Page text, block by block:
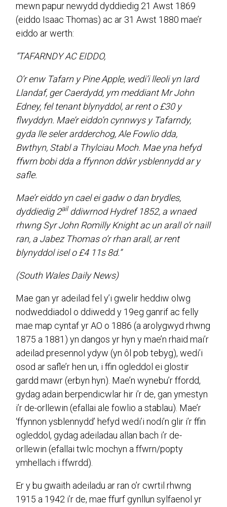
mewn papur newydd dyddiedig 21 Awst 1869
(eiddo Isaac Thomas) ac ar 31 Awst 1880 mae’r
eiddo ar werth:
“TAFARNDY AC EIDDO,
O’r enw Tafarn y Pine Apple, wedi’i lleoli yn Iard
Llandaf, ger Caerdydd, ym meddiant Mr John
Edney, fel tenant blynyddol, ar rent o £30 y
flwyddyn. Mae’r eiddo’n cynnwys y Tafarndy,
gyda lle seler ardderchog, Ale Fowlio dda,
Bwthyn, Stabl a Thylciau Moch. Mae yna hefyd
ffwrn bobi dda a ffynnon ddŵr ysblennydd ar y
safle.
Mae’r eiddo yn cael ei gadw o dan brydles,
dyddiedig 2ailddiwrnod Hydref 1852, a wnaed
rhwng Syr John Romilly Knight ac un arall o’r naill
ran, a Jabez Thomas o’r rhan arall, ar rent
blynyddol isel o £4 11s 8d.”
(South Wales Daily News)
Mae gan yr adeilad fel y’i gwelir heddiw olwg
nodweddiadol o ddiwedd y 19eg ganrif ac felly
mae map cyntaf yr AO o 1886 (a arolygwyd rhwng
1875 a 1881) yn dangos yr hyn y mae’n rhaid mai’r
adeilad presennol ydyw (yn ôl pob tebyg), wedi’i
osod ar safle’r hen un, i ffin ogleddol ei glostir
gardd mawr (erbyn hyn). Mae’n wynebu’r ffordd,
gydag adain berpendicwlar hir i’r de, gan ymestyn
i’r de-orllewin (efallai ale fowlio a stablau). Mae’r
‘ffynnon ysblennydd’ hefyd wedi’i nodi’n glir i’r ffin
ogleddol, gydag adeiladau allan bach i’r de-
orllewin (efallai twlc mochyn a ffwrn/popty
ymhellach i ffwrdd).
Er y bu gwaith adeiladu ar ran o’r cwrtil rhwng
1915 a 1942 i’r de, mae ffurf gynllun sylfaenol yr